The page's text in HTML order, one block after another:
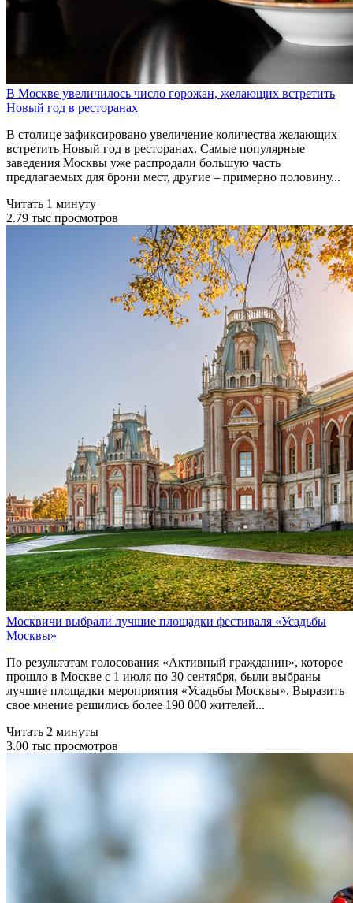
В Москве увеличилось число горожан, желающих встретить
Новый год в ресторанах
В столице зафиксировано увеличение количества желающих
встретить Новый год в ресторанах. Самые популярные
заведения Москвы уже распродали большую часть
предлагаемых для брони мест, другие – примерно половину...
Читать 1 минуту
2.79 тыс просмотров
Москвичи выбрали лучшие площадки фестиваля «Усадьбы
Москвы»
По результатам голосования «Активный гражданин», которое
прошло в Москве с 1 июля по 30 сентября, были выбраны
лучшие площадки мероприятия «Усадьбы Москвы». Выразить
свое мнение решились более 190 000 жителей...
Читать 2 минуты
3.00 тыс просмотров